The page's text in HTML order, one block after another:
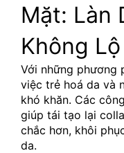
Mặt: Làn
Không
Với những phương
việc trẻ hoá da và
khó khăn. Các
giúp tái tạo lại
chắc hơn, khôi
da.